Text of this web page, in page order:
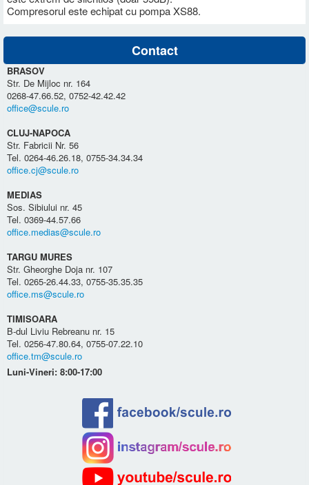
Compresorul este echipat cu pompa XS88.
Contact
BRASOV
Str. De Mijloc nr. 164
0268-47.66.52, 0752-42.42.42
office@scule.ro
CLUJ-NAPOCA
Str. Fabricii Nr. 56
Tel. 0264-46.26.18, 0755-34.34.34
office.cj@scule.ro
MEDIAS
Sos. Sibiului nr. 45
Tel. 0369-44.57.66
office.medias@scule.ro
TARGU MURES
Str. Gheorghe Doja nr. 107
Tel. 0265-26.44.33, 0755-35.35.35
office.ms@scule.ro
TIMISOARA
B-dul Liviu Rebreanu nr. 15
Tel. 0256-47.80.64, 0755-07.22.10
office.tm@scule.ro
Luni-Vineri: 8:00-17:00